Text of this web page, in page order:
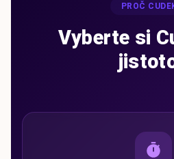
PROČ
Vyberte si